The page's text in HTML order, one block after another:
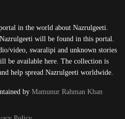
in the world about Nazrulgeeti.
will be found in this portal.
video, swaralipi and unknown stories
be available here. The collection is
help spread Nazrulgeeti worldwide.
by Mamunur Rahman Khan